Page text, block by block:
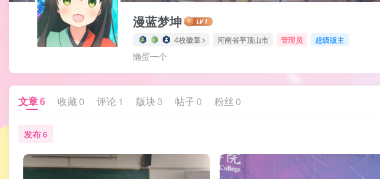
漫蓝梦坤
4枚徽章 河南省平顶山市 管理员 超级版主
懒蛋一个
文章6 收藏 0 评论 1 版块 3 帖子 0 粉丝 0
发布6